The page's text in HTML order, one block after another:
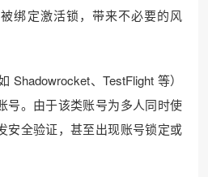
绑定激活锁，带来不必要的风
Shadowrocket、TestFlight 等）
号。由于该类账号为多人同时使
安全验证，甚至出现账号锁定或